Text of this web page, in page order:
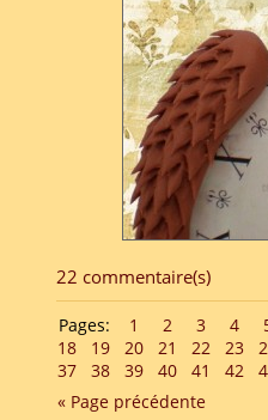
22 commentaire(s)
Pages: 1 2 3 4
18
19 20 21 22 23
37
38 39 40 41 42
« Page précédente